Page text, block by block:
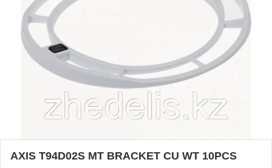
AXIS T94D02S MT BRACKET CU WT 10PCS